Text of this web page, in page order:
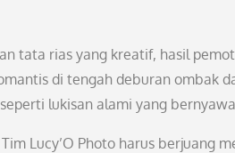
tata rias yang kreatif, hasil
di tengah deburan ombak
lukisan alami yang
Lucy’O Photo harus berjuang